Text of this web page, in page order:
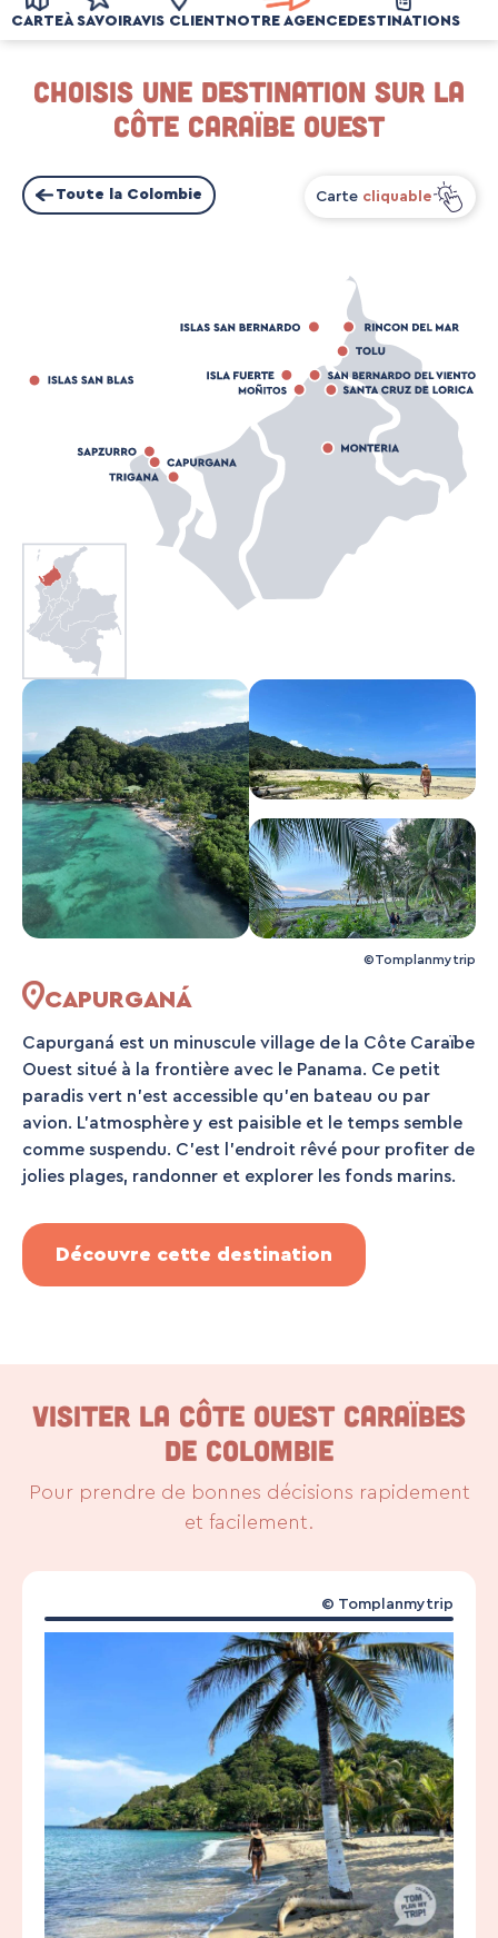
CARTEÀ SAVOIRAVIS CLIENT NOTRE AGENCE DESTINATIONS
Choisis une destination sur la
Côte Caraïbe Ouest
Toute la Colombie Carte cliquable
©Tomplanmytrip
CAPURGANÁ
Capurganá est un minuscule village de la Côte Caraïbe
Ouest situé à la frontière avec le Panama. Ce petit
paradis vert n'est accessible qu'en bateau ou par
avion. L'atmosphère y est paisible et le temps semble
comme suspendu. C'est l'endroit rêvé pour profiter de
jolies plages, randonner et explorer les fonds marins.
Découvre cette destination
VISITER LA CÔTE OUEST CARAÏBES
DE COLOMBIE
Pour prendre de bonnes décisions rapidement
et facilement.
© Tomplanmytrip